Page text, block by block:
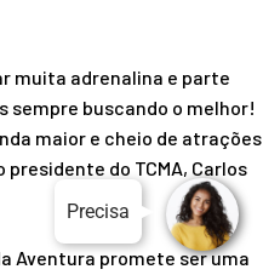
muita adrenalina e parte
sempre buscando o melhor!
maior e cheio de atrações
presidente do TCMA, Carlos
Aventura promete ser uma
alguma ajuda?